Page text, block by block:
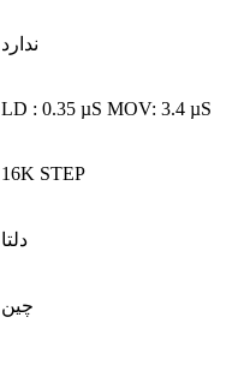
ندارد
LD : 0.35 µS MOV: 3.4 µS
16K STEP
دلتا
چین